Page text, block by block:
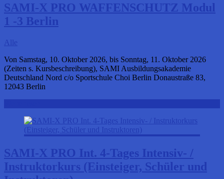
SAMI-X PRO WAFFENSCHUTZ Modul
1 -3 Berlin
Alle
Von Samstag, 10. Oktober 2026, bis Sonntag, 11. Oktober 2026
(Zeiten s. Kursbeschreibung), SAMI Ausbildungsakademie
Deutschland Nord c/o Sportschule Choi Berlin Donaustraße 83,
12043 Berlin
SAMI-X PRO Int. 4-Tages Intensiv- /
Instruktorkurs (Einsteiger, Schüler und